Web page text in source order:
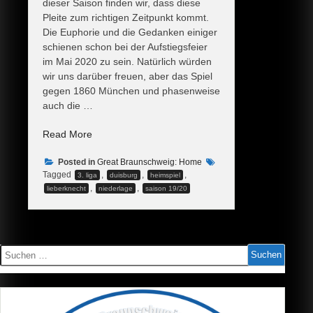
dieser Saison finden wir, dass diese
Pleite zum richtigen Zeitpunkt kommt.
Die Euphorie und die Gedanken einiger
schienen schon bei der Aufstiegsfeier
im Mai 2020 zu sein. Natürlich würden
wir uns darüber freuen, aber das Spiel
gegen 1860 München und phasenweise
auch die …
Read More„Niederlage
rechten
Zeit“
Posted in Great Braunschweig: Home
Tagged
3. liga , duisburg , heimspiel ,
lieberknecht , niederlage , saison 19/20
Suchen
nach: